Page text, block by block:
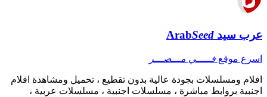
عرب سيد ArabSeed
اسرع موقع فـــــي مـــصـــر
افلام ومسلسلات بجودة عالية بدون تقطيع ، تحميل ومشاهدة افلام
اجنبية بروابط مباشرة ، مسلسلات اجنبية ، مسلسلات عربية ،